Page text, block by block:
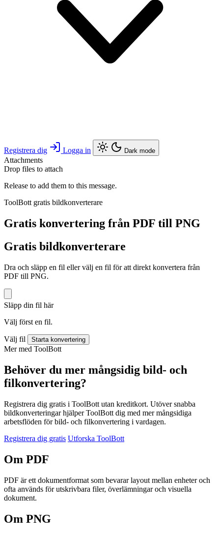
Registrera dig Logga in Dark mode
Attachments
Drop files to attach
Release to add them to this message.
ToolBott gratis bildkonverterare
Gratis konvertering från PDF till PNG
Gratis bildkonverterare
Dra och släpp en fil eller välj en fil för att direkt konvertera från
PDF till PNG.
Släpp din fil här
Välj först en fil.
Välj fil Starta konvertering
Mer med ToolBott
Behöver du mer mångsidig bild- och
filkonvertering?
Registrera dig gratis i ToolBott utan kreditkort. Utöver snabba
bildkonverteringar hjälper ToolBott dig med mer mångsidiga
arbetsflöden för bild- och filkonvertering i vardagen.
Registrera dig gratis Utforska ToolBott
Om PDF
PDF är ett dokumentformat som bevarar layout mellan enheter och
ofta används för utskrivbara filer, överlämningar och visuella
dokument.
Om PNG